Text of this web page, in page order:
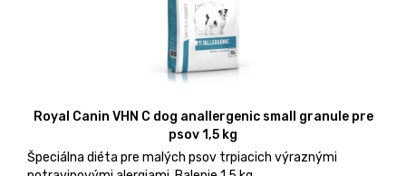
Royal Canin VHN C dog anallergenic small granule pre
psov 1,5 kg
Špeciálna diéta pre malých psov trpiacich výraznými